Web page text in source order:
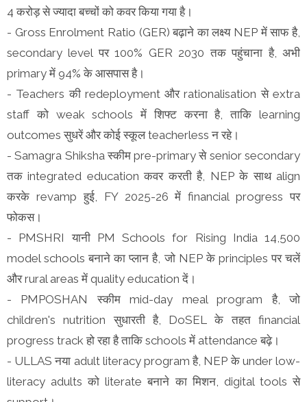
4 करोड़ से ज्यादा बच्चों को कवर किया गया है।
- Gross Enrolment Ratio (GER) बढ़ाने का लक्ष्य NEP में साफ है,
secondary level पर 100% GER 2030 तक पहुंचाना है, अभी
primary में 94% के आसपास है।
- Teachers की redeployment और rationalisation से extra
staff को weak schools में शिफ्ट करना है, ताकि learning
outcomes सुधरें और कोई स्कूल teacherless न रहे।
- Samagra Shiksha स्कीम pre-primary से senior secondary
तक integrated education कवर करती है, NEP के साथ align
करके revamp हुई, FY 2025-26 में financial progress पर
फोकस।
- PMSHRI यानी PM Schools for Rising India 14,500
model schools बनाने का प्लान है, जो NEP के principles पर चलें
और rural areas में quality education दें।
- PMPOSHAN स्कीम mid-day meal program है, जो
children's nutrition सुधारती है, DoSEL के तहत financial
progress track हो रहा है ताकि schools में attendance बढ़े।
- ULLAS नया adult literacy program है, NEP के under low-
literacy adults को literate बनाने का मिशन, digital tools से